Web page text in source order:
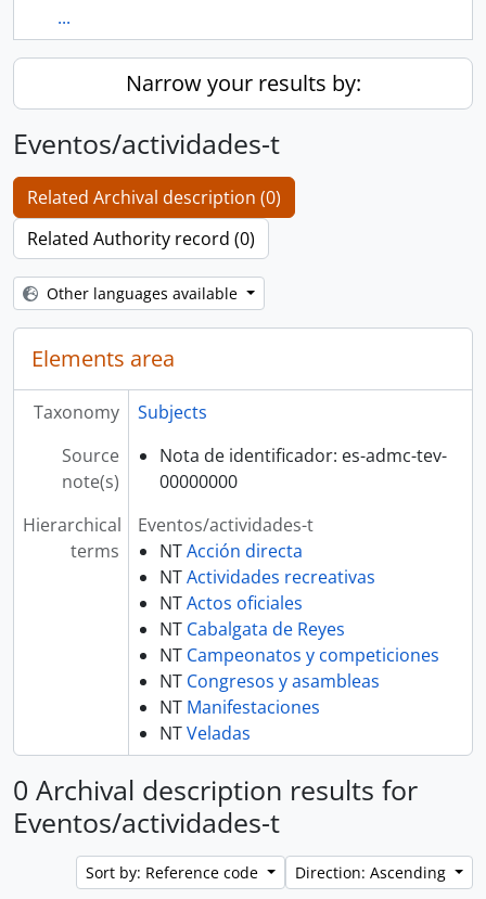
...
Narrow your results by:
Eventos/actividades-t
Related Archival description (0)
Related Authority record (0)
Other languages available
Elements area
Taxonomy
Subjects
Source
note(s)
Nota de identificador: es-admc-tev-
00000000
Hierarchical
terms
Eventos/actividades-t
NTAcción directa
NTActividades recreativas
NTActos oficiales
NT Cabalgata de Reyes
NT Campeonatos y competiciones
NT Congresos y asambleas
NT Manifestaciones
NTVeladas
0 Archival description results for
Eventos/actividades-t
Sort by: Reference code Direction: Ascending